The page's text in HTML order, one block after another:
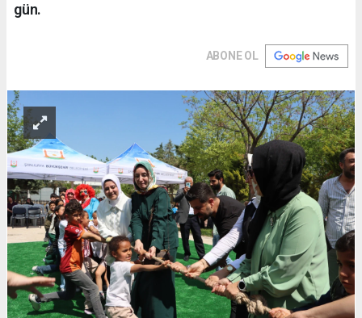
gün.
ABONE OL